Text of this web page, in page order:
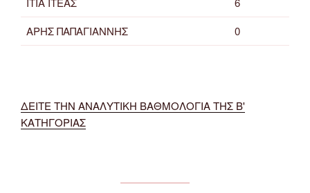
ΑΡΗΣ ΠΑΠΑΓΙΑΝΝΗΣ
0
ΔΕΙΤΕ ΤΗΝ ΑΝΑΛΥΤΙΚΗ ΒΑΘΜΟΛΟΓΙΑ ΤΗΣ Β'
ΚΑΤΗΓΟΡΙΑΣ